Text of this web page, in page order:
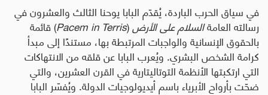
في سياق الحرب الباردة، يُقدّم البابا يوحنا الثالث والعشرون في
رسالته العامةالسلام على الأرض(
Pacem in Terris
)قائمة
بالحقوق الإنسانية والواجبات المرتبطة بها، مستندًا إلى مبدأ
كرامة الشخص البشري. ويُعرب البابا عن قلقه من الانتهاكات
التي ارتكبتها الأنظمة التوتاليتارية في القرن العشرين، والتي
ضحّت بأرواح الأبرياء باسم أيديولوجيات الدولة. ويُفسّر البابا